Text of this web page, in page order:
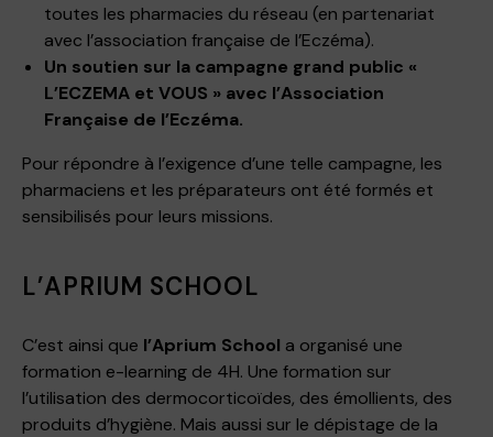
toutes les pharmacies du réseau (en partenariat
avec l’association française de l’Eczéma).
Un soutien sur la campagne grand public «
L’ECZEMA et VOUS » avec l’Association
Française de l’Eczéma.
Pour répondre à l’exigence d’une telle campagne, les
pharmaciens et les préparateurs ont été formés et
sensibilisés pour leurs missions.
L’APRIUM SCHOOL
C’est ainsi que l’Aprium School a organisé une
formation e-learning de 4H. Une formation sur
l’utilisation des dermocorticoïdes, des émollients, des
produits d’hygiène. Mais aussi sur le dépistage de la